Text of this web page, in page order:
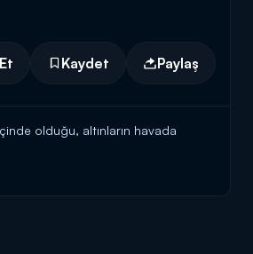
Kaydet Paylaş
olduğu, altınların havada